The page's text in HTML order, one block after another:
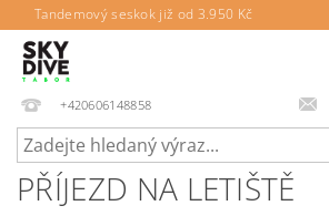
Tandemový seskok již od 3.950 Kč
+420606148858
PŘÍJEZD NA LETIŠTĚ